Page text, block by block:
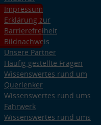
Impressum
Erklärung zur
Barrierefreiheit
Bildnachweis
Unsere Partner
Häufig gestellte Fragen
Wissenswertes rund um
Querlenker
Wissenswertes rund ums
Fahrwerk
Wissenswertes rund ums